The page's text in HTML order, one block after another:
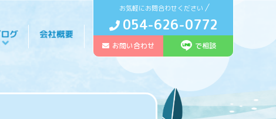
お気軽にお問合わせください
054-626-0772
お問い合わせ で相談